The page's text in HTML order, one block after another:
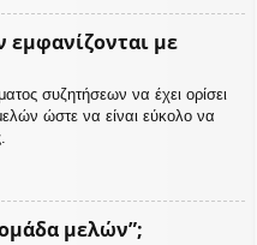
εμφανίζονται με
συζητήσεων να έχει ορίσει
ώστε να είναι εύκολο να
μελών”;